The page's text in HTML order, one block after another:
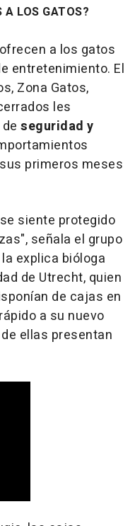
A LOS GATOS?
a los gatos
entretenimiento. El
Zona Gatos,
les
seguridad y
primeros meses
siente protegido
señala el grupo
explica bióloga
de Utrecht, quien
de cajas en
a su nuevo
ellas presentan